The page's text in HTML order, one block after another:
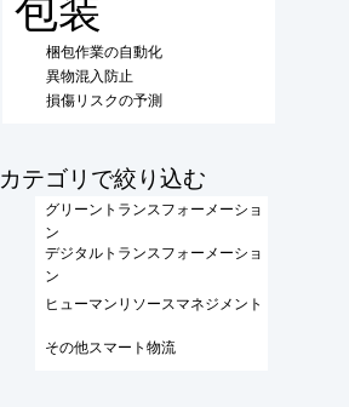
梱包作業の自動化
異物混入防止
損傷リスクの予測
​カテゴリで絞り込む
グリーントランスフォーメーショ
ン
デジタルトランスフォーメーショ
ン
ヒューマンリソースマネジメント
その他スマート物流